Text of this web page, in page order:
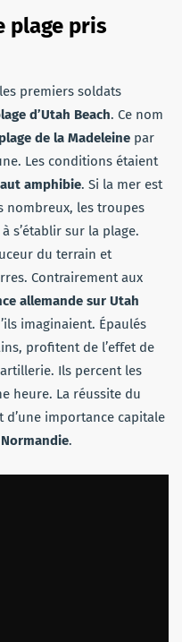
plage pris
les premiers soldats
d’Utah Beach. Ce nom
plage de la Madeleine par
Les conditions étaient
amphibie. Si la mer est
nombreux, les troupes
s’établir sur la plage.
du terrain et
Contrairement aux
allemande sur Utah
imaginaient. Épaulés
profitent de l’effet de
Ils percent les
heure. La réussite du
d’une importance capitale
.